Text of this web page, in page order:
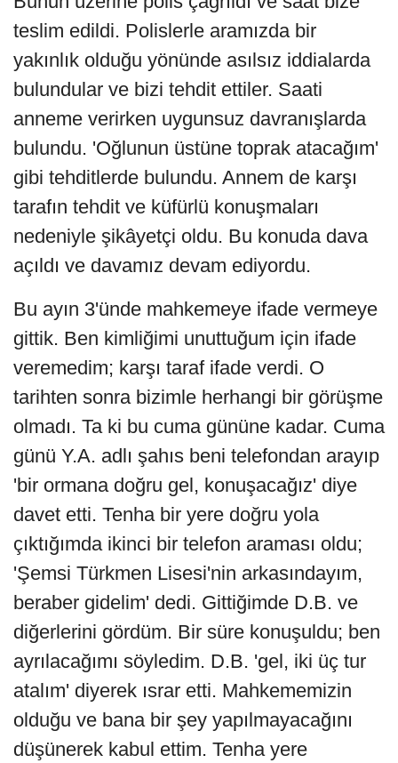
teslim edildi. Polislerle aramızda bir
yakınlık olduğu yönünde asılsız iddialarda
bulundular ve bizi tehdit ettiler. Saati
anneme verirken uygunsuz davranışlarda
bulundu. 'Oğlunun üstüne toprak atacağım'
gibi tehditlerde bulundu. Annem de karşı
tarafın tehdit ve küfürlü konuşmaları
nedeniyle şikâyetçi oldu. Bu konuda dava
açıldı ve davamız devam ediyordu.
Bu ayın 3'ünde mahkemeye ifade vermeye
gittik. Ben kimliğimi unuttuğum için ifade
veremedim; karşı taraf ifade verdi. O
tarihten sonra bizimle herhangi bir görüşme
olmadı. Ta ki bu cuma gününe kadar. Cuma
günü Y.A. adlı şahıs beni telefondan arayıp
'bir ormana doğru gel, konuşacağız' diye
davet etti. Tenha bir yere doğru yola
çıktığımda ikinci bir telefon araması oldu;
'Şemsi Türkmen Lisesi'nin arkasındayım,
beraber gidelim' dedi. Gittiğimde D.B. ve
diğerlerini gördüm. Bir süre konuşuldu; ben
ayrılacağımı söyledim. D.B. 'gel, iki üç tur
atalım' diyerek ısrar etti. Mahkememizin
olduğu ve bana bir şey yapılmayacağını
düşünerek kabul ettim. Tenha yere